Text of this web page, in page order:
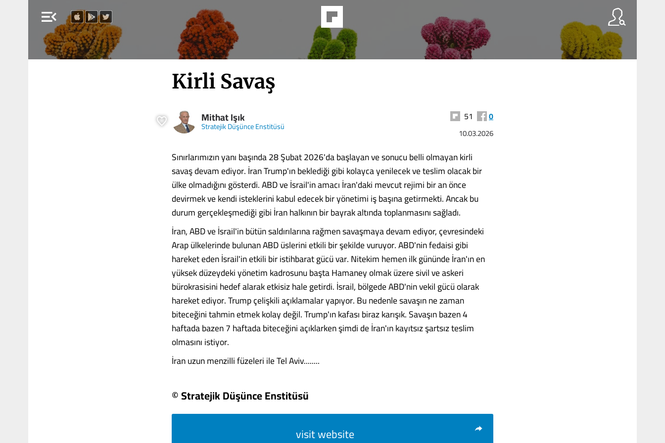
menu_open
Kirli Savaş
Mithat Işık
Stratejik Düşünce Enstitüsü
51 0
10.03.2026
Sınırlarımızın yanı başında 28 Şubat 2026'da başlayan ve sonucu belli olmayan kirli
savaş devam ediyor. İran Trump'ın beklediği gibi kolayca yenilecek ve teslim olacak bir
ülke olmadığını gösterdi. ABD ve İsrail'in amacı İran'daki mevcut rejimi bir an önce
devirmek ve kendi isteklerini kabul edecek bir yönetimi iş başına getirmekti. Ancak bu
durum gerçekleşmediği gibi İran halkının bir bayrak altında toplanmasını sağladı.
İran, ABD ve İsrail'in bütün saldırılarına rağmen savaşmaya devam ediyor, çevresindeki
Arap ülkelerinde bulunan ABD üslerini etkili bir şekilde vuruyor. ABD'nin fedaisi gibi
hareket eden İsrail'in etkili bir istihbarat gücü var. Nitekim hemen ilk gününde İran'ın en
yüksek düzeydeki yönetim kadrosunu başta Hamaney olmak üzere sivil ve askeri
bürokrasisini hedef alarak etkisiz hale getirdi. İsrail, bölgede ABD'nin vekil gücü olarak
hareket ediyor. Trump çelişkili açıklamalar yapıyor. Bu nedenle savaşın ne zaman
biteceğini tahmin etmek kolay değil. Trump'ın kafası biraz karışık. Savaşın bazen 4
haftada bazen 7 haftada biteceğini açıklarken şimdi de İran'ın kayıtsız şartsız teslim
olmasını istiyor.
İran uzun menzilli füzeleri ile Tel Aviv........
© Stratejik Düşünce Enstitüsü
visit website